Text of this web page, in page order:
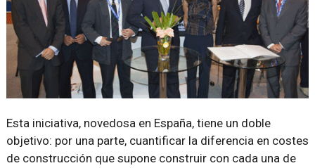
Esta iniciativa, novedosa en España, tiene un doble
objetivo: por una parte, cuantificar la diferencia en costes
de construcción que supone construir con cada una de